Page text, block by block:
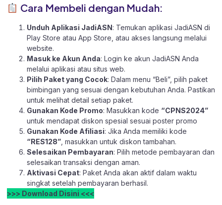
Cara Membeli dengan Mudah:
Unduh Aplikasi JadiASN: Temukan aplikasi JadiASN di
Play Store atau App Store , atau akses langsung melalui
website.
Masuk ke Akun Anda: Login ke akun JadiASN Anda
melalui aplikasi atau situs web.
Pilih Paket yang Cocok: Dalam menu “Beli”, pilih paket
bimbingan yang sesuai dengan kebutuhan Anda. Pastikan
untuk melihat detail setiap paket.
Gunakan Kode Promo: Masukkan kode “CPNS2024”
untuk mendapat diskon spesial sesuai poster promo
Gunakan Kode Afiliasi: Jika Anda memiliki kode
“RES128” , masukkan untuk diskon tambahan.
Selesaikan Pembayaran: Pilih metode pembayaran dan
selesaikan transaksi dengan aman.
Aktivasi Cepat: Paket Anda akan aktif dalam waktu
singkat setelah pembayaran berhasil.
>>> Download Disini <<<